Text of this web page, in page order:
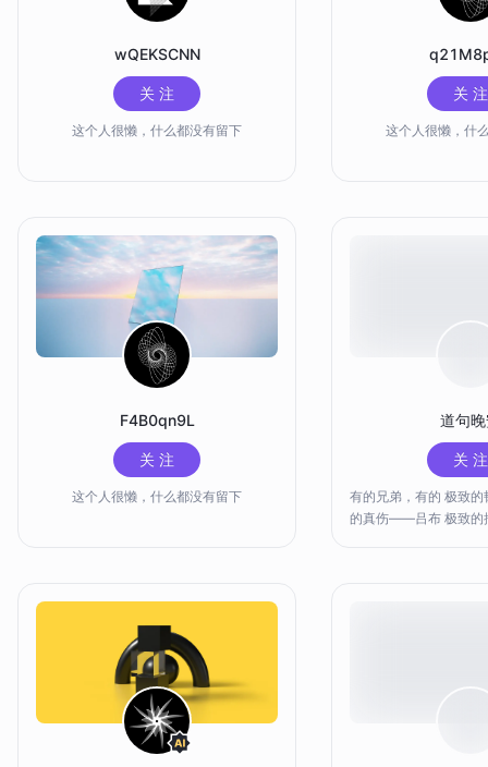
wQEKSCNN
关 注
这个人很懒，什么都没有留下
关 注
这个人很懒，什
F4B0qn9L
关 注
这个人很懒，什么都没有留下
道句
关 注
有的兄弟，有的 极致
的真伤——吕布 极致